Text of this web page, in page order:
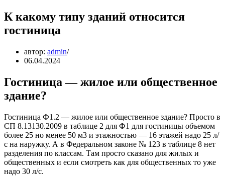
К какому типу зданий относится
гостиница
автор: admin
06.04.2024
Гостиница — жилое или общественное
здание?
Гостиница Ф1.2 — жилое или общественное здание? Просто в
СП 8.13130.2009 в таблице 2 для Ф1 для гостиницы объемом
более 25 но менее 50 м3 и этажностью — 16 этажей надо 25 л/
с на наружку. А в Федеральном законе № 123 в таблице 8 нет
разделения по классам. Там просто сказано для жилых и
общественных и если смотреть как для общественных то уже
надо 30 л/с.